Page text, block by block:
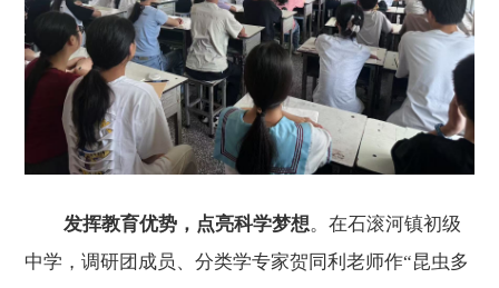
发挥教育优势，点亮科学梦想。 在石滚河镇初级
中学，调研团成员 、分类学专家贺同利老师作“昆虫多